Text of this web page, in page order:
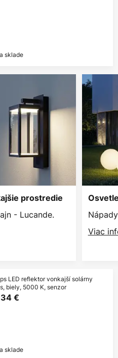
sklade
prostredie
- Lucande.
Viac
LED reflektor vonkajší solárny
biely, 5000 K, senzor
€
sklade